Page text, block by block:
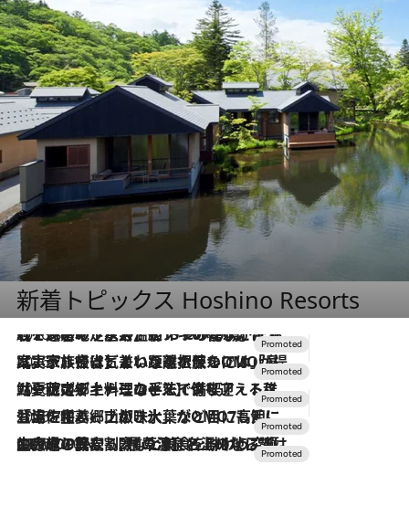
新着トピックス Hoshino Resorts
2026.8.7
【トンボの足水浴】ヒノキの香りに包まれて涼感マックス！約13℃の湧水かけ流しを避暑地「星野温泉 トンボの湯」で体験
2026.7.31
【ホテル帰省】という選択肢をOMOが提案。家族とほどよい距離を保つには「昼は実家、夜は気兼ねなくホテルで！」
2026.7.24
【夏限定ディナーコース】旬を迎える稚鮎や花ズッキーニなどをイタリア・トスカーナの郷土料理の手法で満喫！
2026.7.17
「土佐和ハーブかき氷」がOMO7高知に登場！生姜、山椒、大葉など目にも舌にも涼を呼ぶ郷土の味
2026.7.10
NEW OPEN！【界 草津】名湯の地に誕生。趣の異なる2種の温泉と上州ならではの会席・蕎麦割烹など美食を味わう究極の癒やし旅